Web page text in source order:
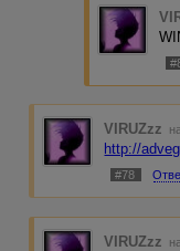
VIRUZzz
http://
#78
VIRUZzz